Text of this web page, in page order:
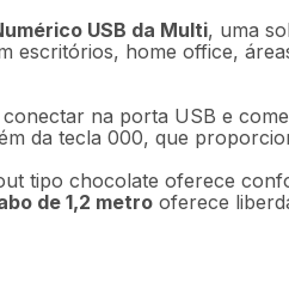
USB da Multi, uma
escritórios, home office,
na porta USB e
da tecla 000, que
tipo chocolate oferece
de 1,2 metro oferece